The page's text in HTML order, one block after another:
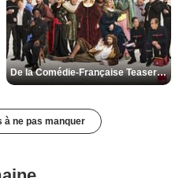
De la Comédie-Française Teaser VF
à ne pas manquer